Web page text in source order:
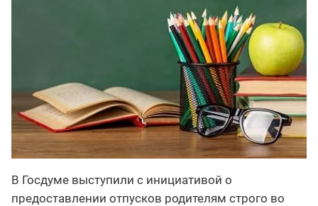
В Госдуме выступили с инициативой о
предоставлении отпусков родителям строго во